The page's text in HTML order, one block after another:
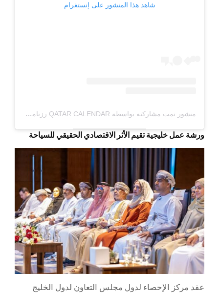
شاهد هذا المنشور على إنستغرام
منشور تمت مشاركته بواسطة QATAR CALENDAR رزنامة قطر (@QATARCALENDAR)
ورشة عمل خليجية تقيم الأثر الاقتصادي الحقيقي للسياحة
عقد مركز الإحصاء لدول مجلس التعاون لدول الخليج